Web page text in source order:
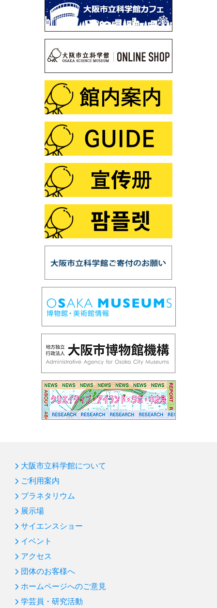
大阪市立科学館について
ご利用案内
プラネタリウム
展示場
サイエンスショー
イベント
アクセス
団体のお客様へ
ホームページへのご意見
学芸員・研究活動